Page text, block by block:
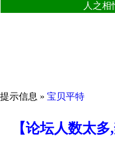
人之
提示信息 » 宝贝平特
【论坛人数太